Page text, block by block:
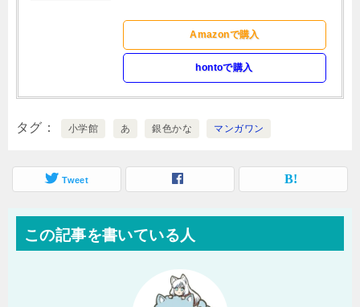
Amazonで購入
hontoで購入
タグ 小学館 あ 銀色かな マンガワン
Tweet
この記事を書いている人